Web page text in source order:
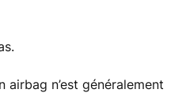
airbag n’est généralement